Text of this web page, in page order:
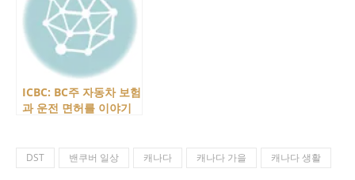
ICBC: BC주 자동차 보험
과 운전 면허를 이야기
DST 밴쿠버 일상 캐나다 캐나다 가을 캐나다 생활